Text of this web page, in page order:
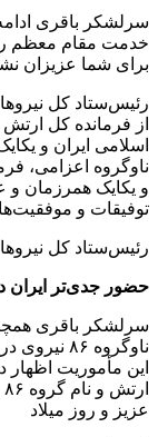
سرلشکر باقری
خدمت مقام معظم
برای شما عزیزان
رئیس‌ستاد کل
از فرمانده کل
اسلامی ایران و
ناوگروه اعزامی،
و یکایک همرزمان و
توفیقات و
رئیس‌ستاد کل
حضور جدی‌تر ایران
سرلشکر باقری
ناوگروه
این مأموریت
عزیز و روز میلاد